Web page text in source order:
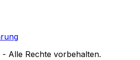
- Alle Rechte vorbehalten.